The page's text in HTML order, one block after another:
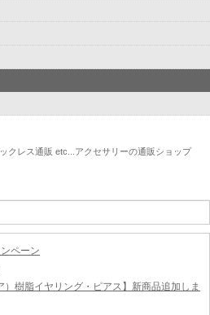
クレス通販 etc...アクセサリーの通販ショップ
ペーン
）樹脂イヤリング・ピアス】新商品追加しま